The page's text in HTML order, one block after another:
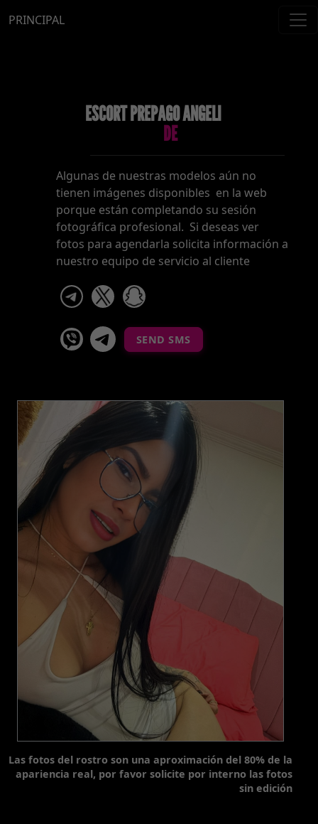
PRINCIPAL
ESCORT PREPAGO ANGELI
DE
Algunas de nuestras modelos aún no
tienen imágenes disponibles en la web
porque están completando su sesión
fotográfica profesional. Si deseas ver
fotos para agendarla solicita información a
nuestro equipo de servicio al cliente
telegram
viber Telegram La Celestina
SEND SMS
Las fotos del rostro son una aproximación del 80% de la
apariencia real, por favor solicite por interno las fotos
sin edición